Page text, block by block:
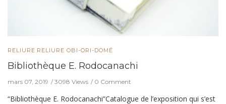
RELIURE RELIURE OBI-ORI-DOMÉ
Bibliothèque E. Rodocanachi
mars 07, 2019 3098 Views 0 Comment
“Bibliothèque E. Rodocanachi”Catalogue de l’exposition qui s’est